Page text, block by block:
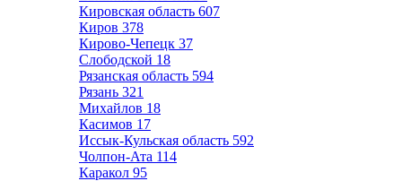
Кировская область 607
Киров 378
Кирово-Чепецк 37
Слободской 18
Рязанская область 594
Рязань 321
Михайлов 18
Касимов 17
Иссык-Кульская область 592
Чолпон-Ата 114
Каракол 95